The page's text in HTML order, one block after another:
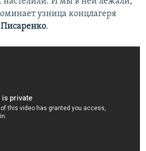
узница концлагеря
.